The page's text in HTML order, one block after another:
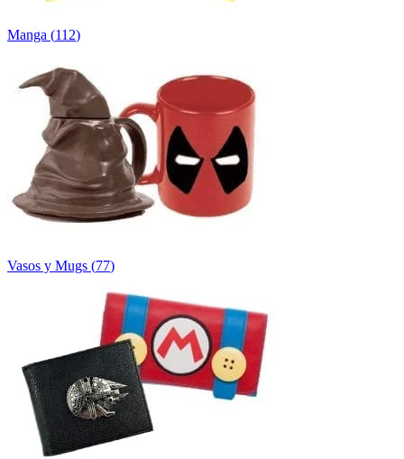
Manga (112)
Vasos y Mugs (77)